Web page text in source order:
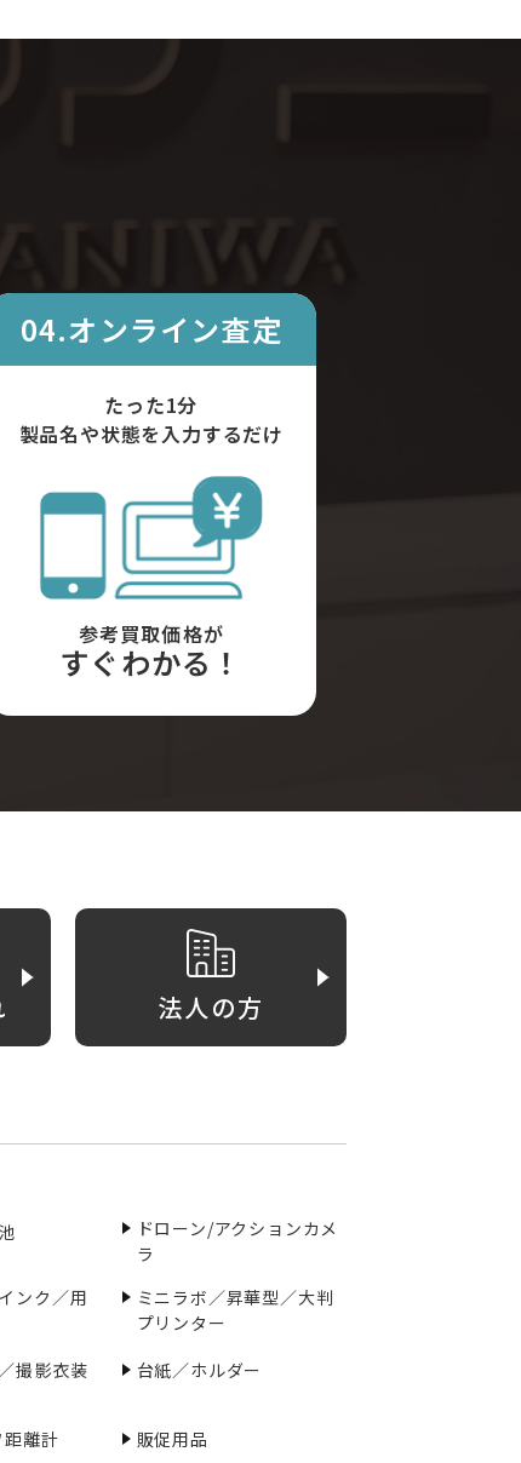
04.オンライン査定
たった1分
製品名や状態を入力するだけ
参考買取価格が
すぐわかる！
法人の方
ドローン/アクションカメ
ラ
ンク／用
ミニラボ／昇華型／大判
プリンター
撮影衣装 台紙／ホルダー
離計 販促用品